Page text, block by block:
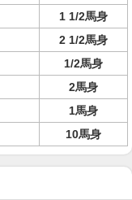
1 1/2馬身
2 1/2馬身
1/2馬身
2馬身
1馬身
10馬身